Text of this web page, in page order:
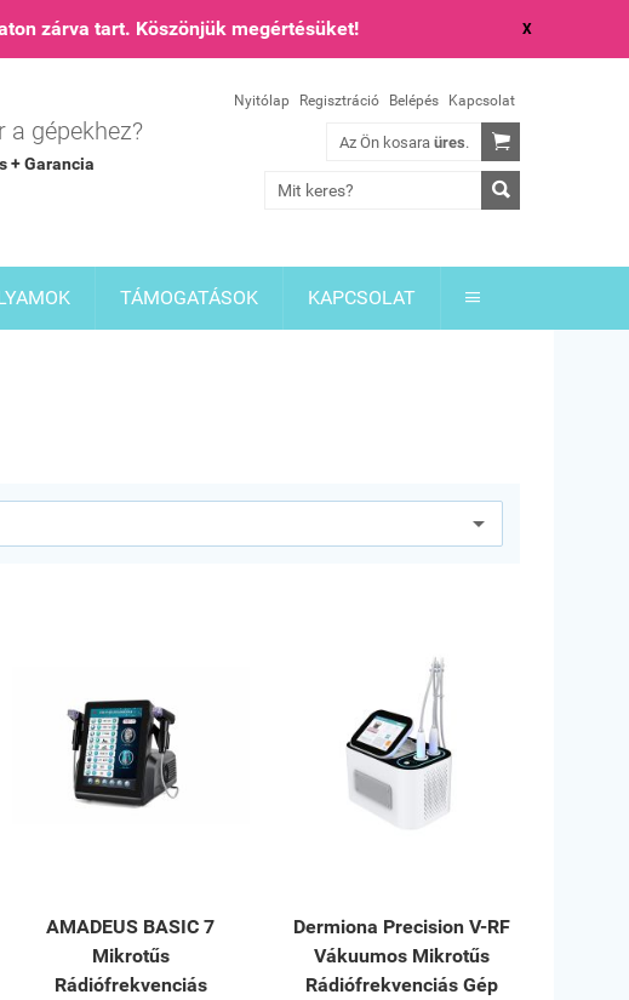
zárva tart. Köszönjük megértésüket! X
a gépekhez?
+ Garancia
Nyitólap Regisztráció Belépés Kapcsolat
Az Ön kosara üres.


TÁMOGATÁSOK KAPCSOLAT 
AMADEUS BASIC 7
Mikrotűs
Rádiófrekvenciás
Dermiona Precision V-RF
Vákuumos Mikrotűs
Rádiófrekvenciás Gép